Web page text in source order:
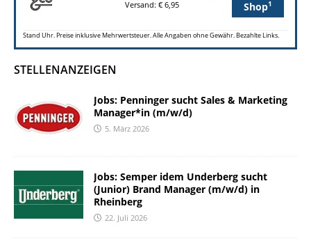
Versand: € 6,95
Shop1
Stand Uhr. Preise inklusive Mehrwertsteuer. Alle Angaben ohne Gewähr. Bezahlte Links.
STELLENANZEIGEN
Jobs: Penninger sucht Sales & Marketing
Manager*in (m/w/d)
5. März 2026
Jobs: Semper idem Underberg sucht
(Junior) Brand Manager (m/w/d) in
Rheinberg
22. Juli 2026